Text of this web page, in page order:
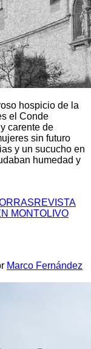
hospicio de la
el Conde
carente de
sin futuro
y un sucucho en
humedad y
REVISTA
MONTOLIVO
Marco Fernández